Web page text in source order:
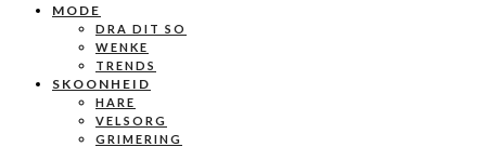
MODE
DRA DIT SO
WENKE
TRENDS
SKOONHEID
HARE
VELSORG
GRIMERING